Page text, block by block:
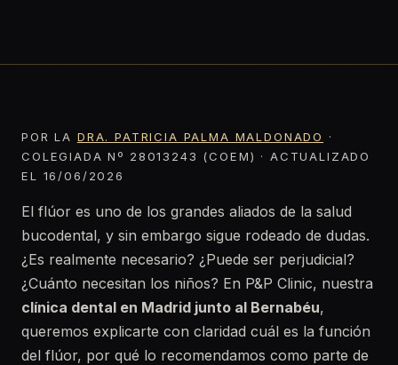
POR LA DRA. PATRICIA PALMA MALDONADO
·
COLEGIADA Nº 28013243 (COEM) · ACTUALIZADO
EL 16/06/2026
El flúor es uno de los grandes aliados de la salud
bucodental, y sin embargo sigue rodeado de dudas.
¿Es realmente necesario? ¿Puede ser perjudicial?
¿Cuánto necesitan los niños? En P&P Clinic, nuestra
clínica dental en Madrid junto al Bernabéu,
queremos explicarte con claridad cuál es la función
del flúor, por qué lo recomendamos como parte de